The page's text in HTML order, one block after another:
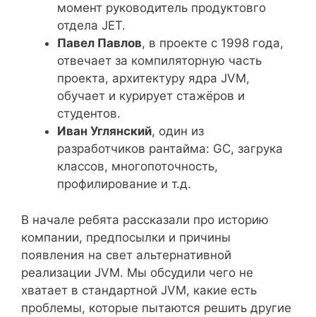
момент руководитель продуктовго
отдела JET.
Павел Павлов, в проекте с 1998 года,
отвечает за компиляторную часть
проекта, архитектуру ядра JVM,
обучает и курирует стажёров и
студентов.
Иван Углянский, один из
разработчиков рантайма: GC, загрука
классов, многопоточность,
профилирование и т.д.
В начале ребята рассказали про историю
компании, предпосылки и причины
появления на свет альтернативной
реализации JVM. Мы обсудили чего не
хватает в стандартной JVM, какие есть
проблемы, которые пытаются решить другие